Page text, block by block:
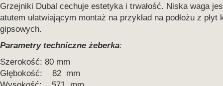
Grzejniki Dubal cechuje estetyka i trwałość. Niska waga
atutem ułatwiającym montaż na przykład na podłożu z płyt
gipsowych.
Parametry techniczne żeberka:
Szerokość: 80 mm
Głębokość: 82 mm